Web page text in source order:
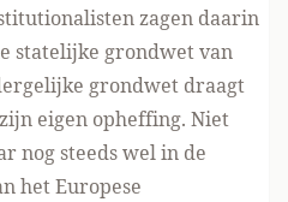
zagen daarin
statelijke grondwet van
grondwet draagt
eigen opheffing. Niet
nog steeds wel in de
het Europese